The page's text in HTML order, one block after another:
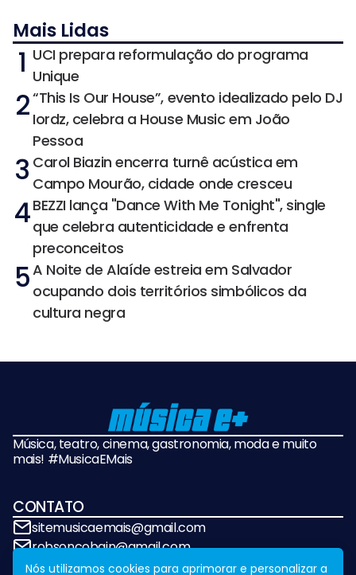
Mais Lidas
1 UCI prepara reformulação do programa
Unique
2“This Is Our House”, evento idealizado pelo DJ
Iordz, celebra a House Music em João
Pessoa
3 Carol Biazin encerra turnê acústica em
Campo Mourão, cidade onde cresceu
4BEZZI lança "Dance With Me Tonight", single
que celebra autenticidade e enfrenta
preconceitos
5A Noite de Alaíde estreia em Salvador
ocupando dois territórios simbólicos da
cultura negra
Música, teatro, cinema, gastronomia, moda e muito
mais! #MusicaEMais
CONTATO
sitemusicaemais@gmail.com
robsoncobain@gmail.com
Nós utilizamos cookies para aprimorar e personalizar a